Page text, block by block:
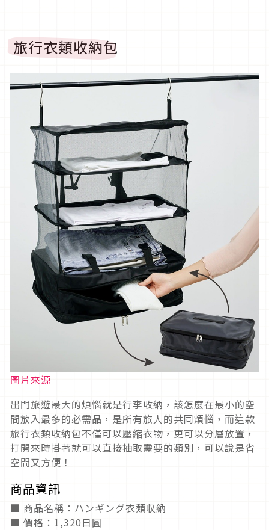
旅行衣類收納包
圖片來源
出門旅遊最大的煩惱就是行李收納，該怎麼在最小的空
間放入最多的必需品，是所有旅人的共同煩惱，而這款
旅行衣類收納包不僅可以壓縮衣物，更可以分層放置，
打開來時掛著就可以直接抽取需要的類別，可以說是省
空間又方便！
商品資訊
■ 商品名稱：ハンギング衣類収納
■ 價格：1,320日圓